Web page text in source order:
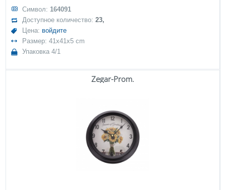
Символ: 164091
Доступное количество:23,
Цена: войдите
Размер: 41x41x5 cm
Упаковка 4/1
Zegar-Prom.